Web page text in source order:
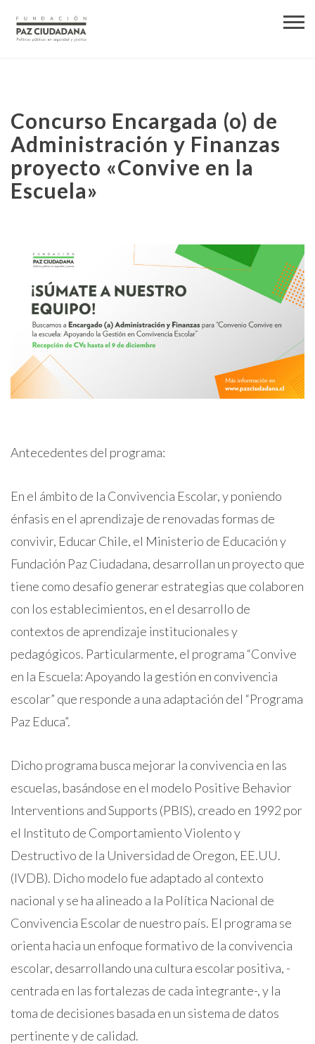
Concurso Encargada (o) de
Administración y Finanzas
proyecto «Convive en la
Escuela»
Antecedentes del programa:
En el ámbito de la Convivencia Escolar, y poniendo
énfasis en el aprendizaje de renovadas formas de
convivir, Educar Chile, el Ministerio de Educación y
Fundación Paz Ciudadana, desarrollan un proyecto que
tiene como desafío generar estrategias que colaboren
con los establecimientos, en el desarrollo de
contextos de aprendizaje institucionales y
pedagógicos. Particularmente, el programa “Convive
en la Escuela: Apoyando la gestión en convivencia
escolar” que responde a una adaptación del “Programa
Paz Educa”.
Dicho programa busca mejorar la convivencia en las
escuelas, basándose en el modelo Positive Behavior
Interventions and Supports (PBIS), creado en 1992 por
el Instituto de Comportamiento Violento y
Destructivo de la Universidad de Oregon, EE.UU.
(IVDB). Dicho modelo fue adaptado al contexto
nacional y se ha alineado a la Política Nacional de
Convivencia Escolar de nuestro país. El programa se
orienta hacia un enfoque formativo de la convivencia
escolar, desarrollando una cultura escolar positiva, -
centrada en las fortalezas de cada integrante-, y la
toma de decisiones basada en un sistema de datos
pertinente y de calidad.